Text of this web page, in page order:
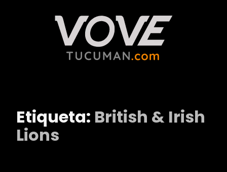
Etiqueta: British & Irish
Lions